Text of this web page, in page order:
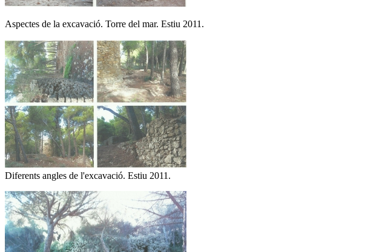
Aspectes de la excavació. Torre del mar. Estiu 2011.
Diferents angles de l'excavació. Estiu 2011.